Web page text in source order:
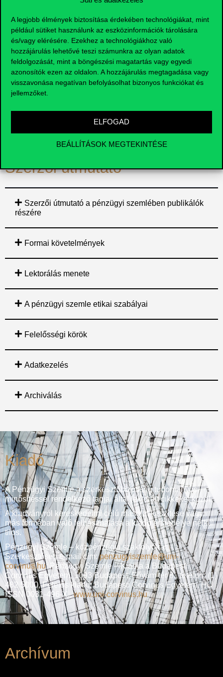
A legjobb élmények biztosítása érdekében technológiákat, mint
például sütiket használunk az eszközinformációk tárolására
és/vagy elérésére. Ezekhez a technológiákhoz való
hozzájárulás lehetővé teszi számunkra az olyan adatok
feldolgozását, mint a böngészési magatartás vagy egyedi
azonosítók ezen az oldalon. A hozzájárulás megtagadása vagy
visszavonása negatívan befolyásolhat bizonyos funkciókat és
jellemzőket.
ELFOGAD
BEÁLLÍTÁSOK MEGTEKINTÉSE
Rovatvezetők
A folyóirat főszerkesztője:Prof. Dr. Lukács János, a
Budapesti Corvinus Egyetem Számviteli és Jogi Intézetének
tanszékvezető egyetemi tanára, a Magyar Könyvvizsgálói
Szerzői útmutató
Szerzői útmutató a pénzügyi szemlében publikálók
részére
Formai követelmények
Lektorálás menete
A pénzügyi szemle etikai szabályai
Felelősségi körök
Adatkezelés
Archiválás
Kiadó
A Pénzügyi Szemle a szerkesztőbizottság tudományos
minősítéssel rendelkező tagjai által lektorált cikkeket közöl.
A kiadványról kereskedelmi célú másolat készítése vagy
más formában való felhasználása a kiadó engedélye nélkül
tilos.
Pénzügyi Szemle – közpénzügyi szakfolyóirat,
Szerkesztőség e-mail cím:penzugyiszemle@uni-
corvinus.hu: Pénzügyi Szemle – Kiadja a Budapesti
Corvinus Egyetem, 1093 Budapest, Fővám tér 8., telefon: (1)
482 5000, Felelős kiadó: Budapesti Corvinus Egyetem. HU
ISSN 0031-496-X.,www.uni-corvinus.hu
Archívum